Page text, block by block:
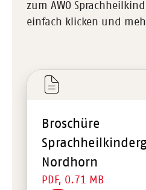
zum AWO
einfach klicken und
Broschüre
Nordhorn
PDF, 0.71 MB